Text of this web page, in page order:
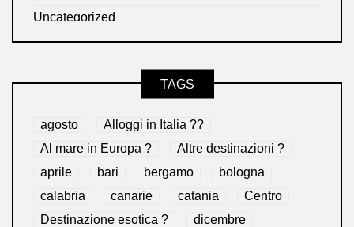
Uncategorized
TAGS
agosto
Alloggi in Italia ??
Al mare in Europa ?️
Altre destinazioni ?
aprile
bari bergamo
bologna
calabria
canarie catania
Centro
Destinazione esotica ?
dicembre